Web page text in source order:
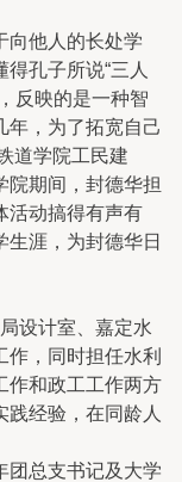
向他人的长处学
孔子所说“三人
反映的是一种智
年，为了拓宽自己
道学院工民建
院期间，封德华担
活动搞得有声有
涯，为封德华日
设计室、嘉定水
，同时担任水利
作和政工工作两方
经验，在同龄人
团总支书记及大学